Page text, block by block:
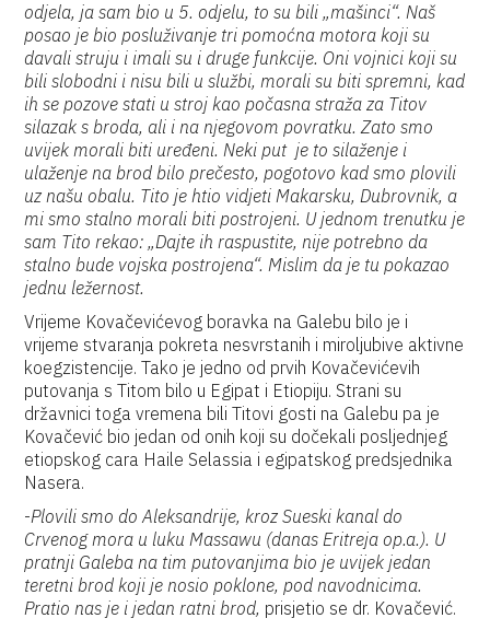
odjela, ja sam bio u 5. odjelu, to su bili „mašinci“. Naš
posao je bio posluživanje tri pomoćna motora koji su
davali struju i imali su i druge funkcije. Oni vojnici koji su
bili slobodni i nisu bili u službi, morali su biti spremni, kad
ih se pozove stati u stroj kao počasna straža za Titov
silazak s broda, ali i na njegovom povratku. Zato smo
uvijek morali biti uređeni. Neki put je to silaženje i
ulaženje na brod bilo prečesto, pogotovo kad smo plovili
uz našu obalu. Tito je htio vidjeti Makarsku, Dubrovnik, a
mi smo stalno morali biti postrojeni. U jednom trenutku je
sam Tito rekao: „Dajte ih raspustite, nije potrebno da
stalno bude vojska postrojena“. Mislim da je tu pokazao
jednu ležernost.
Vrijeme Kovačevićevog boravka na Galebu bilo je i
vrijeme stvaranja pokreta nesvrstanih i miroljubive aktivne
koegzistencije. Tako je jedno od prvih Kovačevićevih
putovanja s Titom bilo u Egipat i Etiopiju. Strani su
državnici toga vremena bili Titovi gosti na Galebu pa je
Kovačević bio jedan od onih koji su dočekali posljednjeg
etiopskog cara Haile Selassia i egipatskog predsjednika
Nasera.
-Plovili smo do Aleksandrije, kroz Sueski kanal do
Crvenog mora u luku Massawu (danas Eritreja op.a.). U
pratnji Galeba na tim putovanjima bio je uvijek jedan
teretni brod koji je nosio poklone, pod navodnicima.
Pratio nas je i jedan ratni brod, prisjetio se dr. Kovačević.